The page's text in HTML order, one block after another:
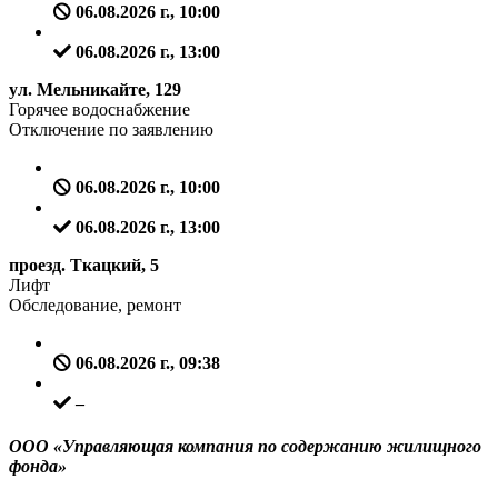
06.08.2026 г., 10:00
06.08.2026 г., 13:00
ул. Мельникайте, 129
Горячее водоснабжение
Отключение по заявлению
06.08.2026 г., 10:00
06.08.2026 г., 13:00
проезд. Ткацкий, 5
Лифт
Обследование, ремонт
06.08.2026 г., 09:38
–
ООО «Управляющая компания по содержанию жилищного
фонда»